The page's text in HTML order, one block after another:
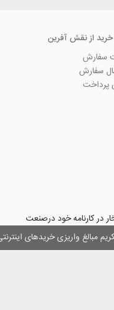
مبالغ واریزی خریدهای
خرید از نقش آفرین
سفارش
سفارش
پرداخت
در کارنامه خود درصنعت
مجموعه‌های آسان کارت ۱ -۲ -۳، با کارآفرینی و ایجاد شغل برای حداقل
نوآوری و تحول در صنعت